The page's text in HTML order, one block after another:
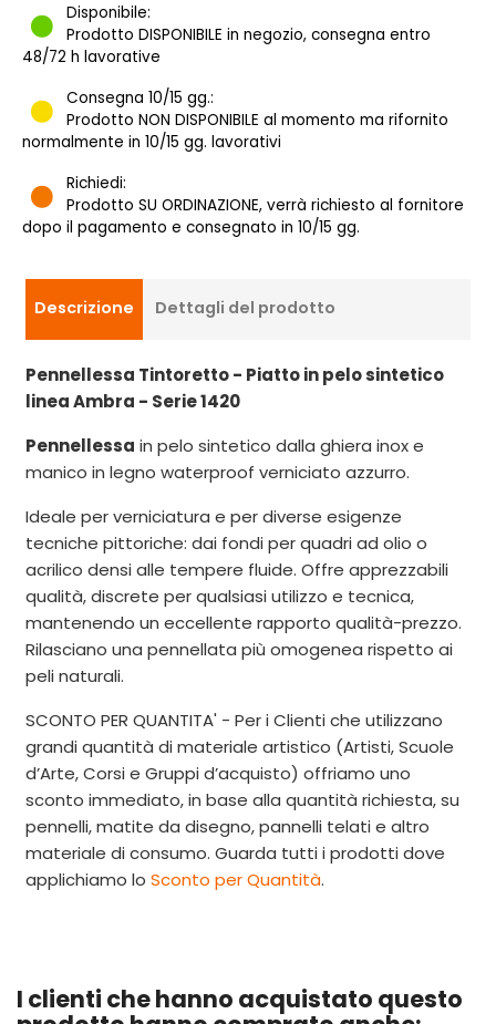
Disponibile:
Prodotto DISPONIBILE in negozio, consegna entro
48/72 h lavorative
Consegna 10/15 gg.:
Prodotto NON DISPONIBILE al momento ma rifornito
normalmente in 10/15 gg. lavorativi
Richiedi:
Prodotto SU ORDINAZIONE, verrà richiesto al fornitore
dopo il pagamento e consegnato in 10/15 gg.
Descrizione Dettagli del prodotto
Pennellessa Tintoretto - Piatto in pelo sintetico
linea Ambra - Serie 1420
Pennellessa in pelo sintetico dalla ghiera inox e
manico in legno waterproof verniciato azzurro.
Ideale per verniciatura e per diverse esigenze
tecniche pittoriche: dai fondi per quadri ad olio o
acrilico densi alle tempere fluide. Offre apprezzabili
qualità, discrete per qualsiasi utilizzo e tecnica,
mantenendo un eccellente rapporto qualità-prezzo.
Rilasciano una pennellata più omogenea rispetto ai
peli naturali.
SCONTO PER QUANTITA' - Per i Clienti che utilizzano
grandi quantità di materiale artistico (Artisti, Scuole
d’Arte, Corsi e Gruppi d’acquisto) offriamo uno
sconto immediato, in base alla quantità richiesta, su
pennelli, matite da disegno, pannelli telati e altro
materiale di consumo. Guarda tutti i prodotti dove
applichiamo lo Sconto per Quantità.
I clienti che hanno acquistato questo